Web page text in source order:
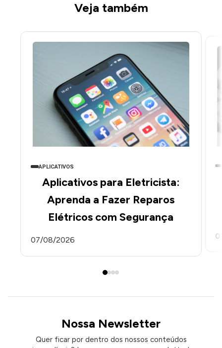
Veja também
APLICATIVOS
Aplicativos para Eletricista:
Aprenda a Fazer Reparos
Elétricos com Segurança
07/08/2026
Nossa Newsletter
Quer ficar por dentro dos nossos conteúdos